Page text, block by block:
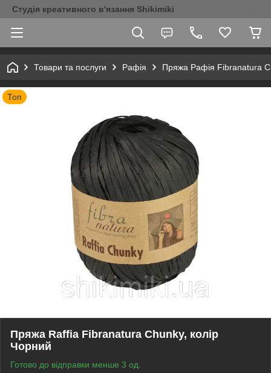
Студія креативного в'язання Shikimiki
Товари та послуги Рафія Пряжа Рафія Fibranatura
Топ
Пряжа Raffia Fibranatura Chunky, колір
Чорний
Готово до відправки менше 3 од.